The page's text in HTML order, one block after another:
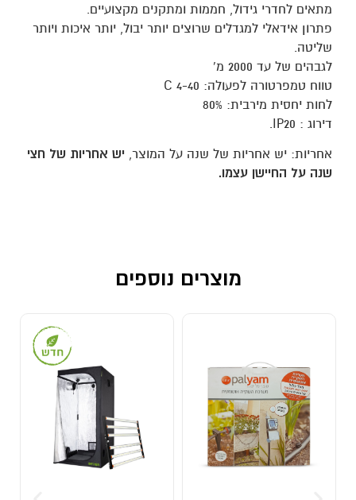
מתאים לחדרי גידול, חממות ומתקנים מקצועיים.
פתרון אידאלי למגדלים שרוצים יותר יבול, יותר איכות ויותר
שליטה.
לגבהים של עד 2000 מ’
טווח טמפרטורה לפעולה: 4-40 C
לחות יחסית מירבית: 80%
דירוג : IP20.
אחריות: יש אחריות של שנה על המוצר, יש אחריות של חצי
שנה על החיישן עצמו.
מוצרים נוספים